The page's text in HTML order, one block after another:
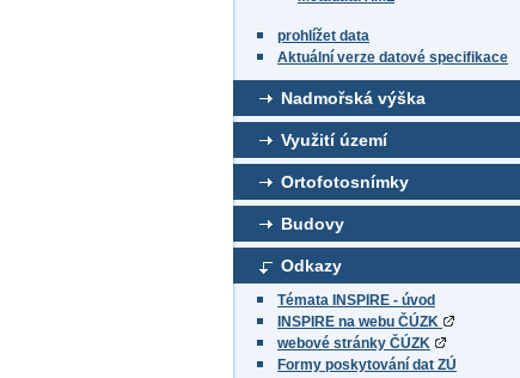
prohlížet data
Aktuální verze datové specifikace
Nadmořská výška
Využití území
Ortofotosnímky
Budovy
Odkazy
Témata INSPIRE - úvod
INSPIRE na webu ČÚZK
webové stránky ČÚZK
Formy poskytování dat ZÚ